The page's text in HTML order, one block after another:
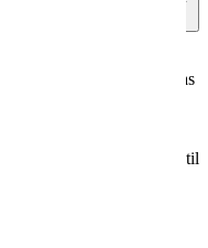
patinete PiggyBacky
para Vista
Vitalicia en todas las sillas
registrar su producto en
de más
compra, y proporcionar
autorizado. La vida útil
fecha de caducidad
Vitalicia representa el
seguridad de los